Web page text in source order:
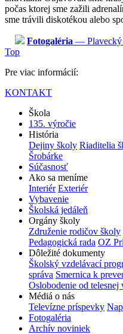
počas ktorej sme zažili
sme trávili diskotékou alebo
Fotogaléria — Plavecký
Top
Pre viac informácií:
KONTAKT
Škola
135. výročie
História
Dejiny školy Riaditelia
Šrobárke
Súčasnosť
Ako sa meníme
Interiér Exteriér
Vybavenie
Školská jedáleň
Orgány školy
Združenie rodičov školy
Pedagogická rada OZ
Dôležité dokumenty
Školský vzdelávací
správa Smernica k
Oslobodenie od telesnej
Médiá o nás
Televízne príspevky
Fotogaléria
Archív noviniek